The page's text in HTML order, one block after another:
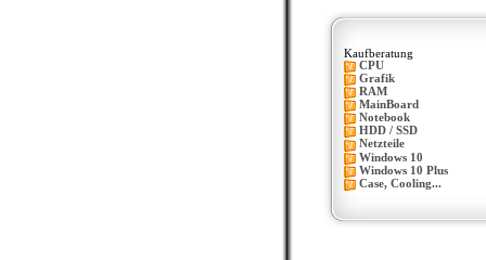
Kaufberatung
CPU
Grafik
RAM
MainBoard
Notebook
HDD / SSD
Netzteile
Windows 10
Windows 10 Plus
Case, Cooling...